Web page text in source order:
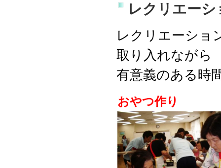
レクリエー
レクリエーショ
取り入れながら
有意義のある時
おやつ作り